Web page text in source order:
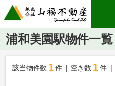
浦和美園駅物件一覧
該当物件数 1件 空き数 1 件